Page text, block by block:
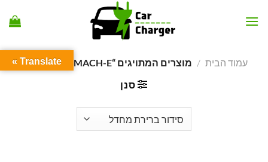
עמוד הבית / מוצרים המתויגים “MUSTANG MACH-E”
סנן
Translate »